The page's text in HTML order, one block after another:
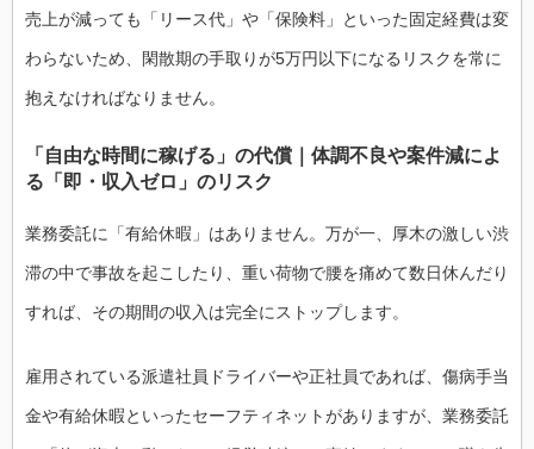
売上が減っても「リース代」や「保険料」といった固定経費は変
わらないため、閑散期の手取りが5万円以下になるリスクを常に
抱えなければなりません。
「自由な時間に稼げる」の代償｜体調不良や案件減によ
る「即・収入ゼロ」のリスク
業務委託に「有給休暇」はありません。万が一、厚木の激しい渋
滞の中で事故を起こしたり、重い荷物で腰を痛めて数日休んだり
すれば、その期間の収入は完全にストップします。
雇用されている派遣社員ドライバーや正社員であれば、傷病手当
金や有給休暇といったセーフティネットがありますが、業務委託